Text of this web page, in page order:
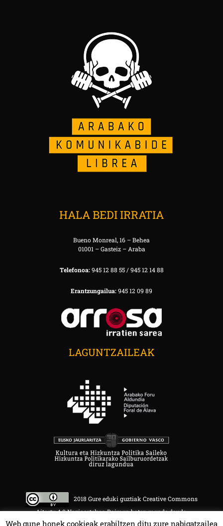
HALA BEDI IRRATIA
Bueno Monreal, 16 – Behea
01001 – Gasteiz – Araba
Telefonoa:945 12 88 55 / 945 12 14 88
Erantzungailua:945 12 09 89
LAGUNTZAILEAK
2018 Gure eduki guztiak Creative Commons
Aitortu 4.0 Nazioartekoa Baimen baten mende daude.
Web gune honek cookieak erabiltzen ditu zure nabigatzailea